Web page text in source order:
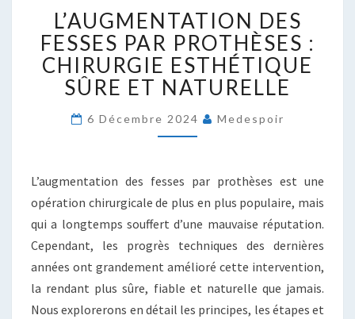
DES
FESSES
PAR
PROTHÈSES
:
ESTHÉTIQUE
SÛRE
NATURELLE
L’AUGMENTATION DES
FESSES PAR PROTHÈSES :
CHIRURGIE ESTHÉTIQUE
SÛRE ET NATURELLE
6 Décembre 2024 Medespoir
L’augmentation des fesses par prothèses est une
opération chirurgicale de plus en plus populaire, mais
qui a longtemps souffert d’une mauvaise réputation.
Cependant, les progrès techniques des dernières
années ont grandement amélioré cette intervention,
la rendant plus sûre, fiable et naturelle que jamais.
Nous explorerons en détail les principes, les étapes et